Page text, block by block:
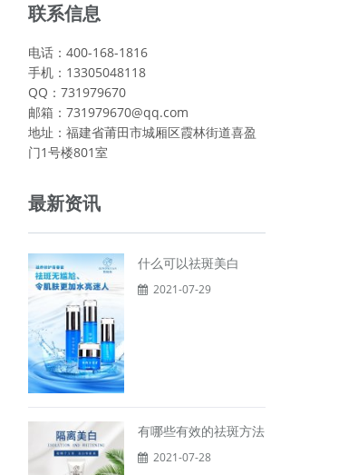
联系信息
电话：400-168-1816
手机：13305048118
QQ：731979670
邮箱：731979670@qq.com
地址：福建省莆田市城厢区霞林街道喜盈
门1号楼801室
最新资讯
什么可以祛斑美白
2021-07-29
有哪些有效的祛斑方法
2021-07-28